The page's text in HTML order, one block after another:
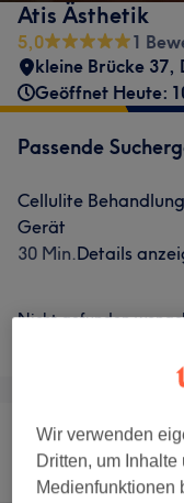
Atis Ästhetik
5,0
1
kleine Brücke 37,
Geöffnet Heute:
Passende
Cellulite
Gerät
30 Min.Details
Nicht gefunden
Haarentfernung
Wir verwenden
Dritten, um
Medienfunktionen